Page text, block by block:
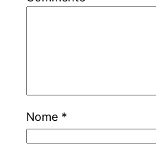
Nome *